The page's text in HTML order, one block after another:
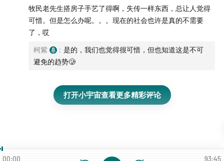
牧民老先生搭房子手艺了得啊，失传一样东西，总让人觉得
可惜。但是怎么办呢。。。现在的社会也许是真的不需要
了，哎
柯紫 : 是的，我们也觉得很可惜，但也知道这是不可
避免的趋势🥲
打开小宇宙查看更多精彩评论
00:00 93:45